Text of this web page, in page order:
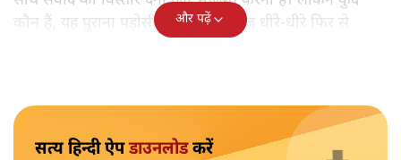
नीलूफ़र कोच
भारत और कुर्दों के ऐतिहासिक संबंधों की जड़ें क्या हैं और आज दोनों
पक्ष भविष्य को किस तरह देख रहे हैं? संस्कृति, राजनीति और
कूटनीति के संदर्भ में पढ़िए कुर्दिस्तान नेशनल कांग्रेस यानी KNK की